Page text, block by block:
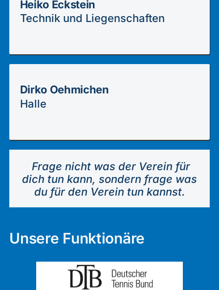
Heiko Eckstein
Technik und Liegenschaften
Dirko Oehmichen
Halle
Frage nicht was der Verein für
dich tun kann, sondern frage was
du für den Verein tun kannst.
Unsere Funktionäre